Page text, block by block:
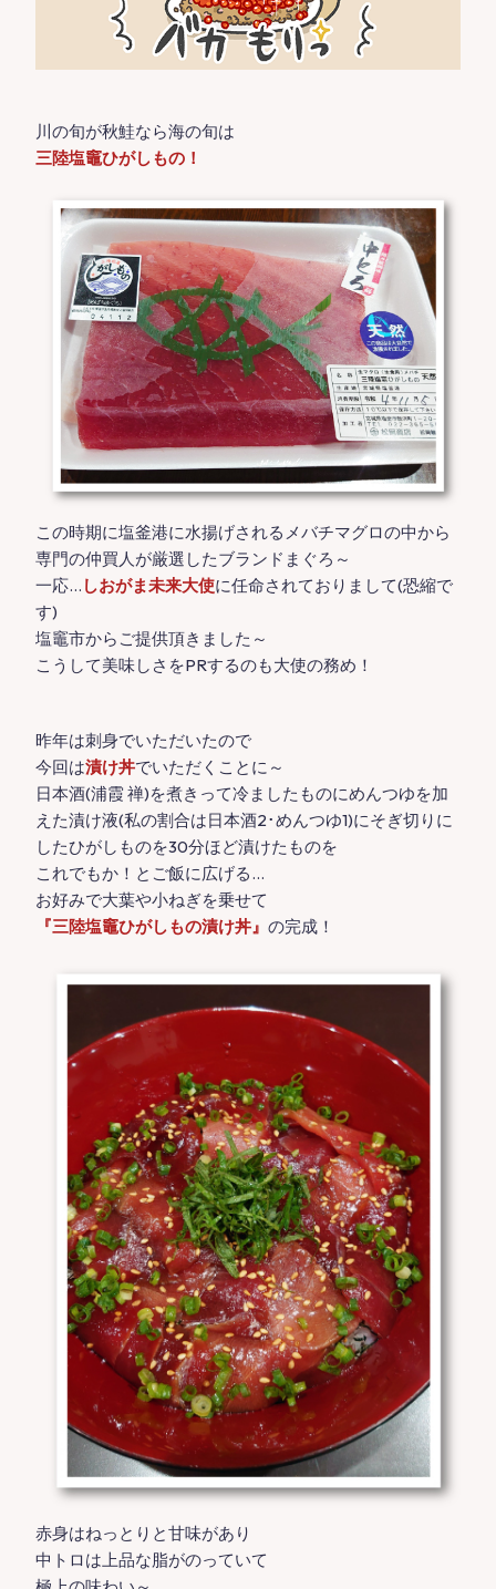
川の旬が秋鮭なら海の旬は
三陸塩竈ひがしもの！
この時期に塩釜港に水揚げされるメバチマグロの中から
専門の仲買人が厳選したブランドまぐろ～
一応… しおがま未来大使に任命されておりまして(恐縮で
す)
塩竈市からご提供頂きました～
こうして美味しさをPRするのも大使の務め！
昨年は刺身でいただいたので
今回は漬け丼でいただくことに～
日本酒(浦霞 禅)を煮きって冷ましたものにめんつゆを加
えた漬け液(私の割合は日本酒2･めんつゆ1)にそぎ切りに
したひがしものを30分ほど漬けたものを
これでもか！とご飯に広げる…
お好みで大葉や小ねぎを乗せて
『三陸塩竈ひがしもの漬け丼』の完成！
赤身はねっとりと甘味があり
中トロは上品な脂がのっていて